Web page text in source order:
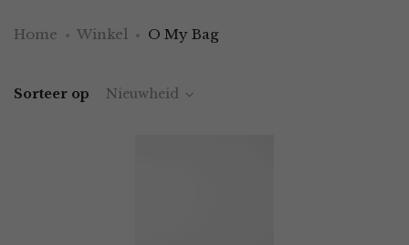
Home Winkel O My Bag
Sorteer op Nieuwheid